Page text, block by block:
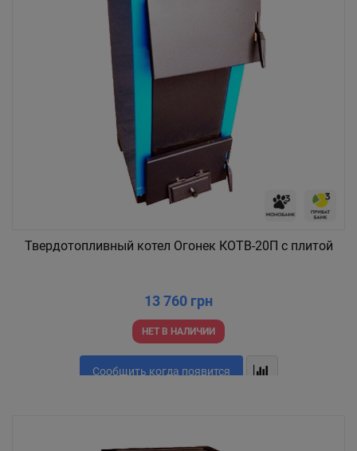
Твердотопливный котел Огонек КОТВ-20П с плитой
13 760 грн
НЕТ В НАЛИЧИИ
Сообщить когда появится